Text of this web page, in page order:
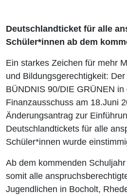
Deutschlandticket für alle
Schüler*innen ab dem
Ein starkes Zeichen für mehr
und Bildungsgerechtigkeit:
BÜNDNIS 90/DIE GRÜNEN in
Finanzausschuss am 18.Juni
Änderungsantrag zur
Deutschlandtickets für alle
Schüler*innen wurde
Ab dem kommenden
somit alle
Jugendlichen in Bocholt,